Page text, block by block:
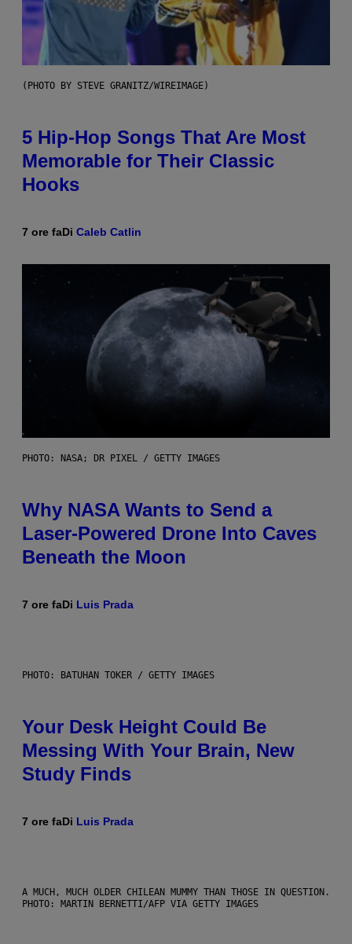
(PHOTO BY STEVE GRANITZ/WIREIMAGE)
5 Hip-Hop Songs That Are Most
Memorable for Their Classic
Hooks
7 ore faDi Caleb Catlin
PHOTO: NASA; DR PIXEL / GETTY IMAGES
Why NASA Wants to Send a
Laser-Powered Drone Into Caves
Beneath the Moon
7 ore faDi Luis Prada
PHOTO: BATUHAN TOKER / GETTY IMAGES
Your Desk Height Could Be
Messing With Your Brain, New
Study Finds
7 ore faDi Luis Prada
A MUCH, MUCH OLDER CHILEAN MUMMY THAN THOSE IN QUESTION.
PHOTO: MARTIN BERNETTI/AFP VIA GETTY IMAGES